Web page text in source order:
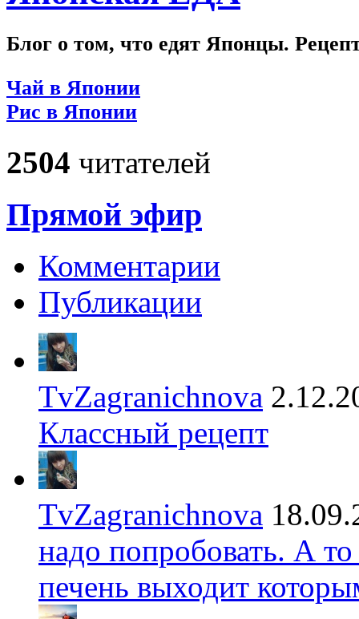
Блог о том, что едят Японцы.
Чай в Японии
Рис в Японии
2504 читателей
Прямой эфир
Комментарии
Публикации
TvZagranichnova
Классный рецепт
TvZagranichnova
надо попробовать. А
печень выходит